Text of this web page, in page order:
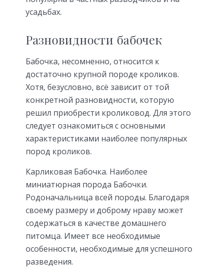
усадьбах.
Разновидности бабочек
Бабочка, несомненно, относится к
достаточно крупной породе кроликов.
Хотя, безусловно, всё зависит от той
конкретной разновидности, которую
решил приобрести кроликовод. Для этого
следует ознакомиться с основными
характеристиками наиболее популярных
пород кроликов.
Карликовая Бабочка. Наиболее
миниатюрная порода Бабочки.
Родоначальница всей породы. Благодаря
своему размеру и доброму нраву может
содержаться в качестве домашнего
питомца. Имеет все необходимые
особенности, необходимые для успешного
разведения.